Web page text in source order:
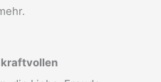
kraftvollen